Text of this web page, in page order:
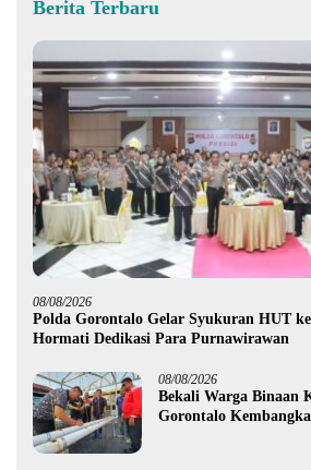
Berita Terbaru
08/08/2026
Polda Gorontalo Gelar Syukuran HUT
Hormati Dedikasi Para Purnawirawan
08/08/2026
Bekali Warga Binaan
Gorontalo